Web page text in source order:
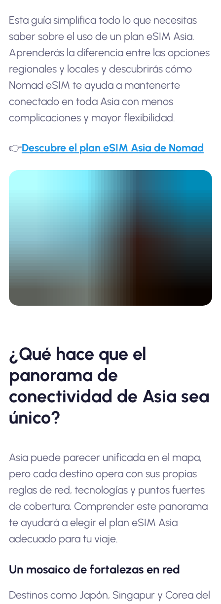
Esta guía simplifica todo lo que necesitas
saber sobre el uso de un plan eSIM Asia.
Aprenderás la diferencia entre las opciones
regionales y locales y descubrirás cómo
Nomad eSIM te ayuda a mantenerte
conectado en toda Asia con menos
complicaciones y mayor flexibilidad.
👉Descubre el plan eSIM Asia de Nomad
¿Qué hace que el
panorama de
conectividad de Asia sea
único?
Asia puede parecer unificada en el mapa,
pero cada destino opera con sus propias
reglas de red, tecnologías y puntos fuertes
de cobertura. Comprender este panorama
te ayudará a elegir el plan eSIM Asia
adecuado para tu viaje.
Un mosaico de fortalezas en red
Destinos como Japón, Singapur y Corea del